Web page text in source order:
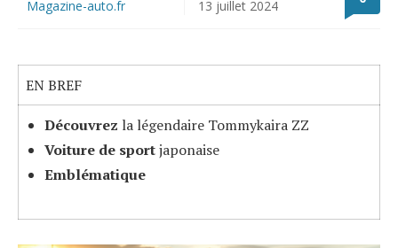
Magazine-auto.fr 13 juillet 2024
EN BREF
Découvrez la légendaire Tommykaira ZZ
Voiture de sportjaponaise
Emblématique